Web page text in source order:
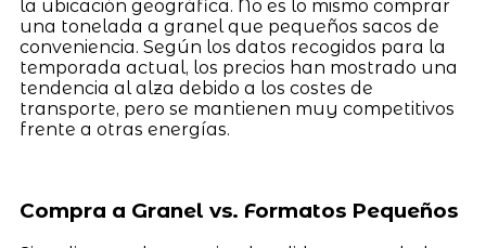
la ubicación geográfica. No es lo mismo comprar
una tonelada a granel que pequeños sacos de
conveniencia. Según los datos recogidos para la
temporada actual, los precios han mostrado una
tendencia al alza debido a los costes de
transporte, pero se mantienen muy competitivos
frente a otras energías.
Compra a Granel vs. Formatos Pequeños